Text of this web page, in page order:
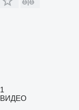
1
ВИДЕО